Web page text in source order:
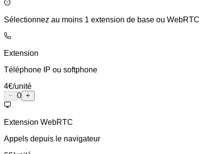
Sélectionnez au moins 1 extension de base ou WebRTC
Extension
Téléphone IP ou softphone
4€/unité
0
Extension WebRTC
Appels depuis le navigateur